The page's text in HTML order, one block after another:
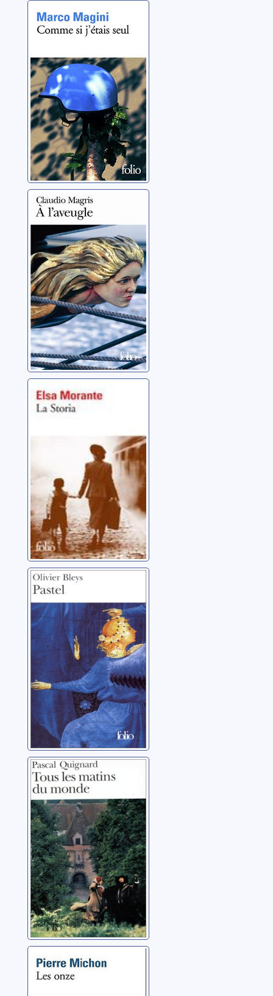
Comme si j'étais
seul
À l'aveugle
Magris, Claudio
La storia
Morante, Elsa
Pastel: roman
Bleys, Olivier
Tous les matins
du monde
Quignard, Pascal
Les onze
Michon, Pierre